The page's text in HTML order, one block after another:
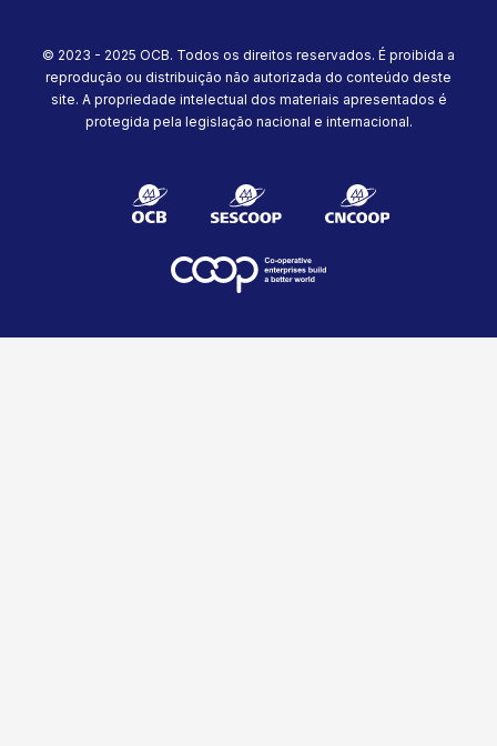
© 2023 - 2025 OCB. Todos os direitos reservados. É proibida a
reprodução ou distribuição não autorizada do conteúdo deste
site. A propriedade intelectual dos materiais apresentados é
protegida pela legislação nacional e internacional.